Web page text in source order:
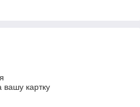
вашу картку